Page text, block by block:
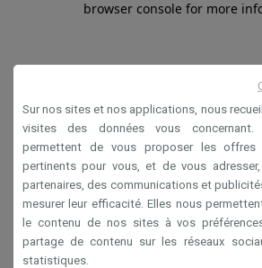
browser console for more
Sur nos sites et nos applications, nous
visites des données vous
permettent de vous proposer les
pertinents pour vous, et de vous
partenaires, des communications et
mesurer leur efficacité. Elles nous
le contenu de nos sites à vos
partage de contenu sur les réseaux
statistiques.